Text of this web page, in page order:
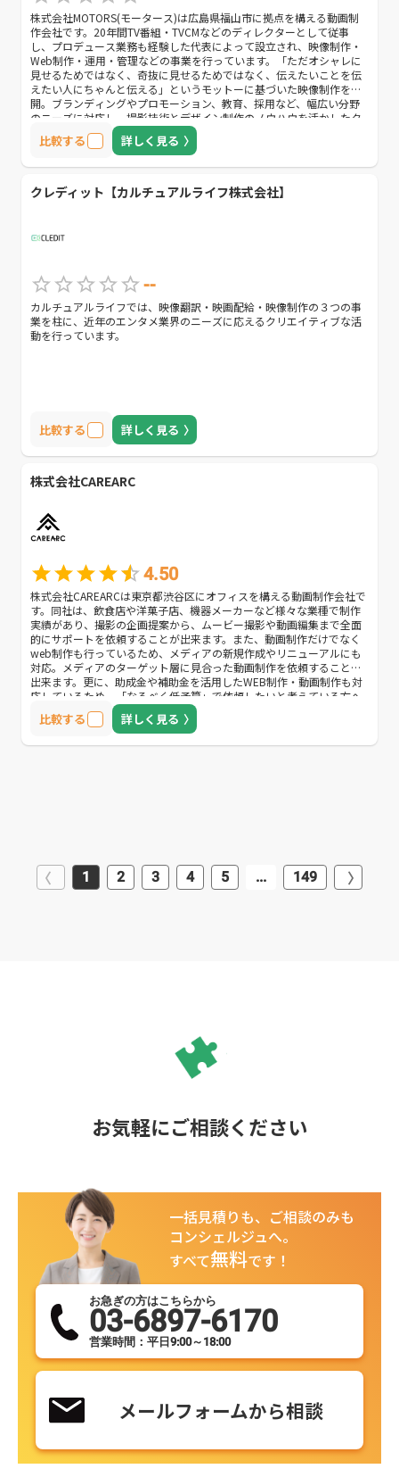
株式会社MOTORS(モータース)は広島県福山市に拠点を構える動画制
作会社です。20年間TV番組・TVCMなどのディレクターとして従事
し、プロデュース業務も経験した代表によって設立され、映像制作・
Web制作・運用・管理などの事業を行っています。「ただオシャレに
見せるためではなく、奇抜に見せるためではなく、伝えたいことを伝
えたい人にちゃんと伝える」というモットーに基づいた映像制作を展
開。ブランディングやプロモーション、教育、採用など、幅広い分野
のニーズに対応し、撮影技術とデザイン制作のノウハウを活かしたク
オリティーの高いオリジナルコンテンツを提案しています。優れた技
術力と企画力を持ちながらも常にクライアント目線に立つことを忘れ
ず、予算や納期に柔軟に対応してくれる点も魅力のひとつです。ま
就労や自立を促す動画Webサービス「障⇔障継承プログラム」を独自
に運営しており、Web制作や運用などにも精通しています。
比較する 詳しく見る
クレディット【カルチュアルライフ株式会社】
--
カルチュアルライフでは、映像翻訳・映画配給・映像制作の３つの事
業を柱に、近年のエンタメ業界のニーズに応えるクリエイティブな活
動を行っています。
比較する 詳しく見る
株式会社CAREARC
4.50
株式会社CAREARCは東京都渋谷区にオフィスを構える動画制作会社で
す。同社は、飲食店や洋菓子店、機器メーカーなど様々な業種で制作
実績があり、撮影の企画提案から、ムービー撮影や動画編集まで全面
的にサポートを依頼することが出来ます。また、動画制作だけでなく
web制作も行っているため、メディアの新規作成やリニューアルにも
対応。メディアのターゲット層に見合った動画制作を依頼することが
出来ます。更に、助成金や補助金を活用したWEB制作・動画制作も対
応しているため、「なるべく低予算」で依頼したいと考えている方へ
おすすめな企業です。
比較する 詳しく見る
1 2 3 4 5 ... 149
お気軽にご相談ください
一括見積りも、ご相談のみも
コンシェルジュへ。
すべて無料です！
お急ぎの方はこちらから
03-6897-6170
営業時間：平日9:00～18:00
メールフォームから相談